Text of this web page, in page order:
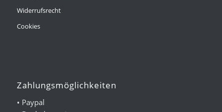
Widerrufsrecht
Cookies
Zahlungsmöglichkeiten
• Paypal